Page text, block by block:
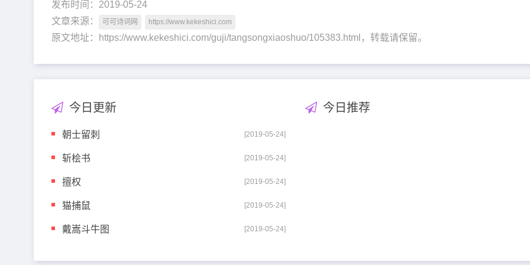
发布时间：2019-05-24
文章来源：
可可诗词网 https://www.kekeshici.com
原文地址：https://www.kekeshici.com/guji/tangsongxiaoshuo/105383.html，转载请保留。
今日更新
朝士留刺 [2019-05-24]
斩桧书 [2019-05-24]
擅权 [2019-05-24]
猫捕鼠 [2019-05-24]
戴嵩斗牛图 [2019-05-24]
今日推荐